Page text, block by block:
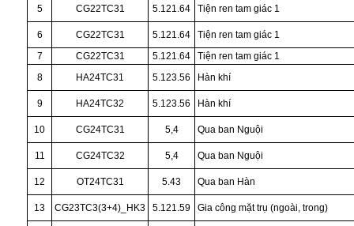
5 CG22TC31 5.121.64 Tiện ren tam giác 1
6 CG22TC31 5.121.64
Tiện ren tam giác 1
7
CG22TC31 5.121.64
Tiện ren tam giác 1
8
HA24TC31 5.123.56 Hàn khí
9 HA24TC32 5.123.56 Hàn khí
10 CG24TC31 5,4 Qua ban Nguội
11 CG24TC32 5,4 Qua ban Nguội
12 OT24TC31 5.43 Qua ban Hàn
13 CG23TC3(3+4)_HK3 5.121.59 Gia công mặt trụ (ngoài, trong)